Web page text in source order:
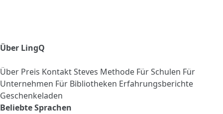
Über LingQ
Über Preis KontaktSteves Methode Für Schulen Für
Unternehmen Für Bibliotheken Erfahrungsberichte
Geschenkeladen
Beliebte Sprachen